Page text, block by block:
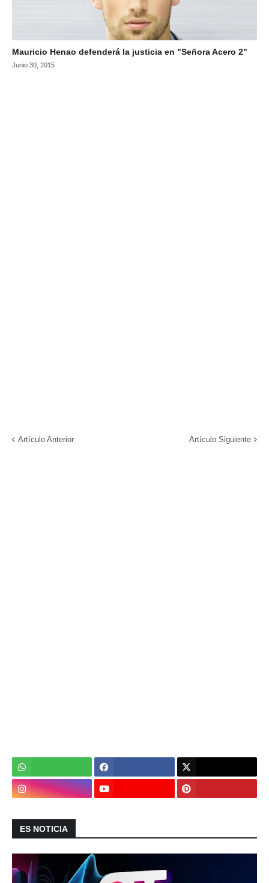
Mauricio Henao defenderá la justicia en "Señora Acero 2"
Junio 30, 2015
Artículo Anterior Artículo Siguiente
ES NOTICIA